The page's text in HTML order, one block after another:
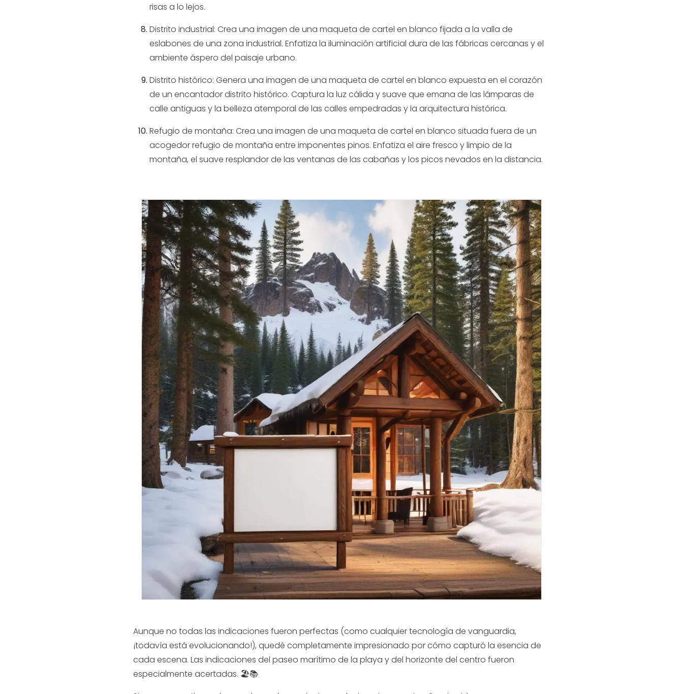
risas a lo lejos.
Distrito industrial: Crea una imagen de una maqueta de cartel en blanco fijada a la valla de
eslabones de una zona industrial. Enfatiza la iluminación artificial dura de las fábricas cercanas y el
ambiente áspero del paisaje urbano.
Distrito histórico: Genera una imagen de una maqueta de cartel en blanco expuesta en el corazón
de un encantador distrito histórico. Captura la luz cálida y suave que emana de las lámparas de
calle antiguas y la belleza atemporal de las calles empedradas y la arquitectura histórica.
Refugio de montaña: Crea una imagen de una maqueta de cartel en blanco situada fuera de un
acogedor refugio de montaña entre imponentes pinos. Enfatiza el aire fresco y limpio de la
montaña, el suave resplandor de las ventanas de las cabañas y los picos nevados en la distancia.
Aunque no todas las indicaciones fueron perfectas (como cualquier tecnología de vanguardia,
¡todavía está evolucionando!), quedé completamente impresionado por cómo capturó la esencia de
cada escena. Las indicaciones del paseo marítimo de la playa y del horizonte del centro fueron
especialmente acertadas. 🏖️📚